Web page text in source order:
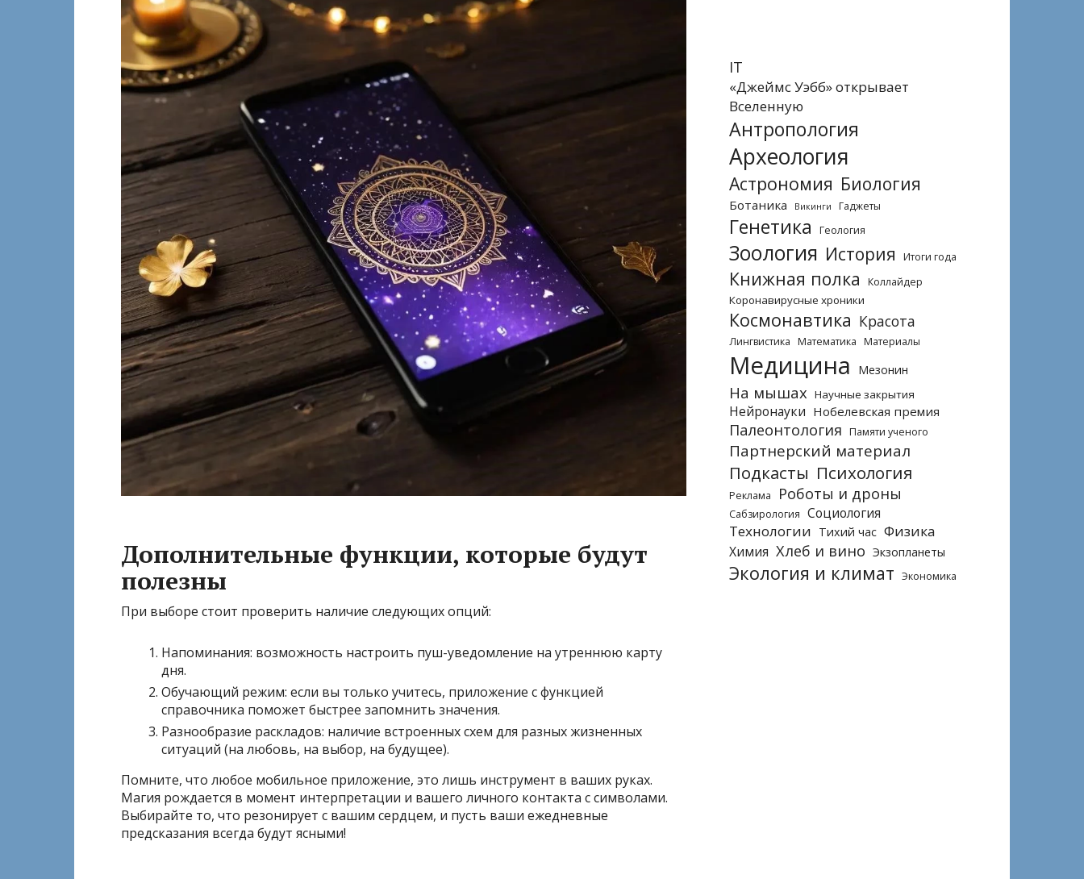
Дополнительные функции, которые будут
полезны
При выборе стоит проверить наличие следующих опций:
Напоминания: возможность настроить пуш-уведомление на утреннюю карту
дня.
Обучающий режим: если вы только учитесь, приложение с функцией
справочника поможет быстрее запомнить значения.
Разнообразие раскладов: наличие встроенных схем для разных жизненных
ситуаций (на любовь, на выбор, на будущее).
Помните, что любое мобильное приложение, это лишь инструмент в ваших руках.
Магия рождается в момент интерпретации и вашего личного контакта с символами.
Выбирайте то, что резонирует с вашим сердцем, и пусть ваши ежедневные
предсказания всегда будут ясными!
IT
«Джеймс Уэбб» открывает
Вселенную
Антропология
Археология
Астрономия Биология
Ботаника Викинги Гаджеты
Генетика Геология
Зоология История Итоги года
Книжная полка Коллайдер
Коронавирусные хроники
Космонавтика Красота
Лингвистика Математика Материалы
Медицина Мезонин
На мышах Научные закрытия
Нейронауки Нобелевская премия
Палеонтология Памяти ученого
Партнерский материал
Подкасты Психология
Реклама Роботы и дроны
Сабзирология Социология
Технологии Тихий час Физика
Химия Хлеб и вино Экзопланеты
Экология и климат Экономика